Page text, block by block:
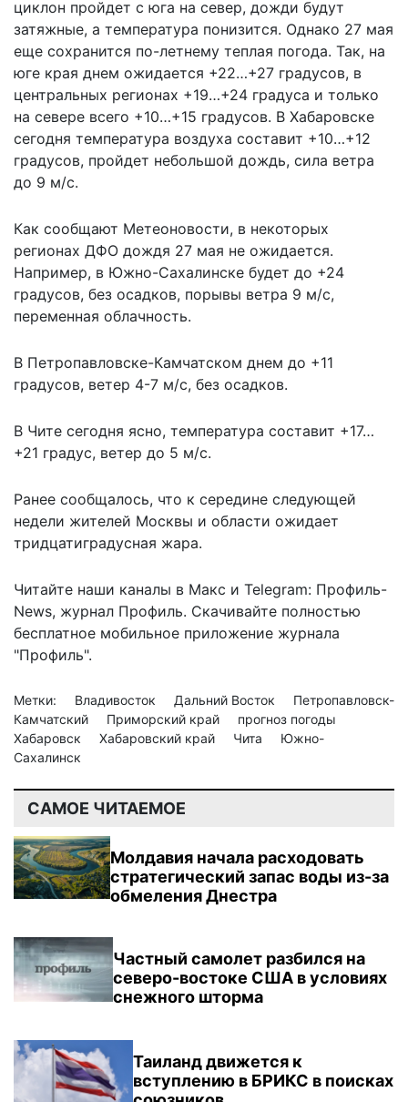
циклон пройдет с юга на север, дожди будут
затяжные, а температура понизится. Однако 27 мая
еще сохранится по-летнему теплая погода. Так, на
юге края днем ожидается +22…+27 градусов, в
центральных регионах +19…+24 градуса и только
на севере всего +10…+15 градусов. В Хабаровске
сегодня температура воздуха составит +10…+12
градусов, пройдет небольшой дождь, сила ветра
до 9 м/с.
Как сообщают Метеоновости, в некоторых
регионах ДФО дождя 27 мая не ожидается.
Например, в Южно-Сахалинске будет до +24
градусов, без осадков, порывы ветра 9 м/с,
переменная облачность.
В Петропавловске-Камчатском днем до +11
градусов, ветер 4-7 м/с, без осадков.
В Чите сегодня ясно, температура составит +17…
+21 градус, ветер до 5 м/с.
Ранее сообщалось, что к середине следующей
недели жителей Москвы и области ожидает
тридцатиградусная жара.
Читайте наши каналы в Макс и Telegram: Профиль-
News, журнал Профиль. Скачивайте полностью
бесплатное мобильное приложение журнала
"Профиль".
Метки: Владивосток Дальний Восток
Петропавловск-
Камчатский
Приморский край
прогноз погоды
Хабаровск
Хабаровский край Чита
Южно-
Сахалинск
САМОЕ ЧИТАЕМОЕ
Молдавия начала расходовать
стратегический запас воды из-за
обмеления Днестра
Частный самолет разбился на
северо-востоке США в условиях
снежного шторма
Таиланд движется к
вступлению в БРИКС в поисках